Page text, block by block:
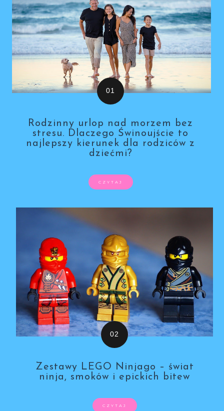
Rodzinny urlop nad morzem bez
stresu. Dlaczego Świnoujście to
najlepszy kierunek dla rodziców z
dziećmi?
CZYTAJ
Zestawy LEGO Ninjago – świat
ninja, smoków i epickich bitew
CZYTAJ